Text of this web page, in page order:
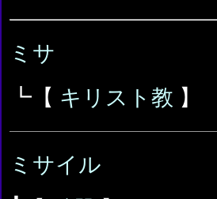
ミサ
┗【 キリスト教 】
ミサイル